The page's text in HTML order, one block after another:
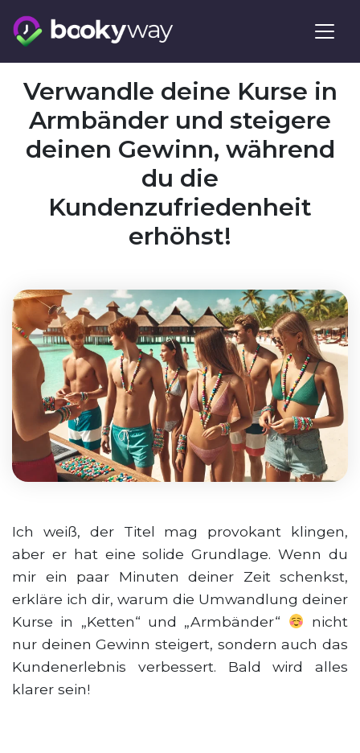
content
Verwandle deine Kurse in
Armbänder und steigere
deinen Gewinn, während
du die
Kundenzufriedenheit
erhöhst!
Ich weiß, der Titel mag provokant klingen,
aber er hat eine solide Grundlage. Wenn du
mir ein paar Minuten deiner Zeit schenkst,
erkläre ich dir, warum die Umwandlung deiner
Kurse in „Ketten“ und „Armbänder“
nicht
nur deinen Gewinn steigert, sondern auch das
Kundenerlebnis verbessert. Bald wird alles
klarer sein!